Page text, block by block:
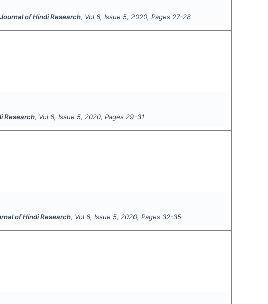
of Hindi Research, Vol 6, Issue 5,2020, Pages 27-28
Research, Vol 6, Issue 5,2020, Pages 29-31
of Hindi Research, Vol 6, Issue 5,2020, Pages 32-35